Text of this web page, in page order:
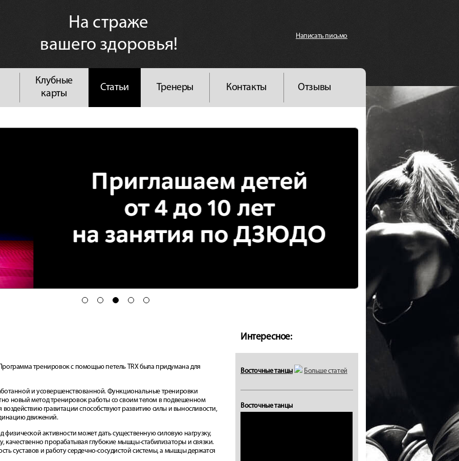
На страже
вашего здоровья!
Написать письмо
Клубные
карты
Статьи Тренеры Контакты Отзывы
1 2 3 4 5
тренировок с помощью петель TRX была придумана для
и усовершенствованной. Функциональные тренировки
новый метод тренировок работы со своим телом в подвешенном
воздействию гравитации способствуют развитию силы и выносливости,
движений.
физической активности может дать существенную силовую нагрузку,
качественно прорабатывая глубокие мышцы-стабилизаторы и связки.
суставов и работу сердечно-сосудистой системы, а мышцы держатся
Интересное:
Восточные танцы Больше статей
Восточные танцы